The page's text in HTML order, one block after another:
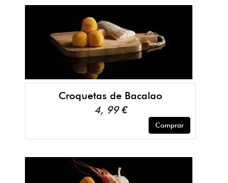
Croquetas de Bacalao
4, 99 €
Comprar